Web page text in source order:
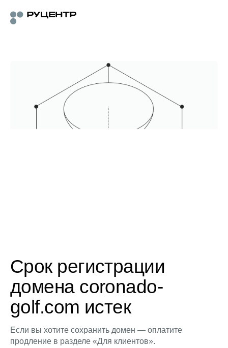
Срок регистрации
домена coronado-
golf.com истек
Если вы хотите сохранить домен — оплатите
продление в разделе «Для клиентов».